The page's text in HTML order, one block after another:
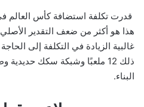
غالبية الزيادة في التكلفة إلى
ذلك 12 ملعبًا وشبكة سكك
البناء.